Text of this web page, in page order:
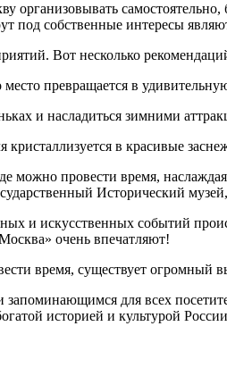
организовывать
под собственные интересы
Вот несколько
превращается в
и насладиться зимними
в красивые
можно провести время,
Исторический
и искусственных событий
очень впечатляют!
время, существует огромный
для всех
историей и культурой